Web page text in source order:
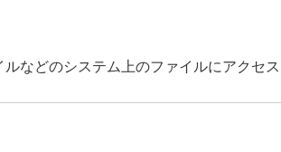
などのシステム上のファイルにアクセ